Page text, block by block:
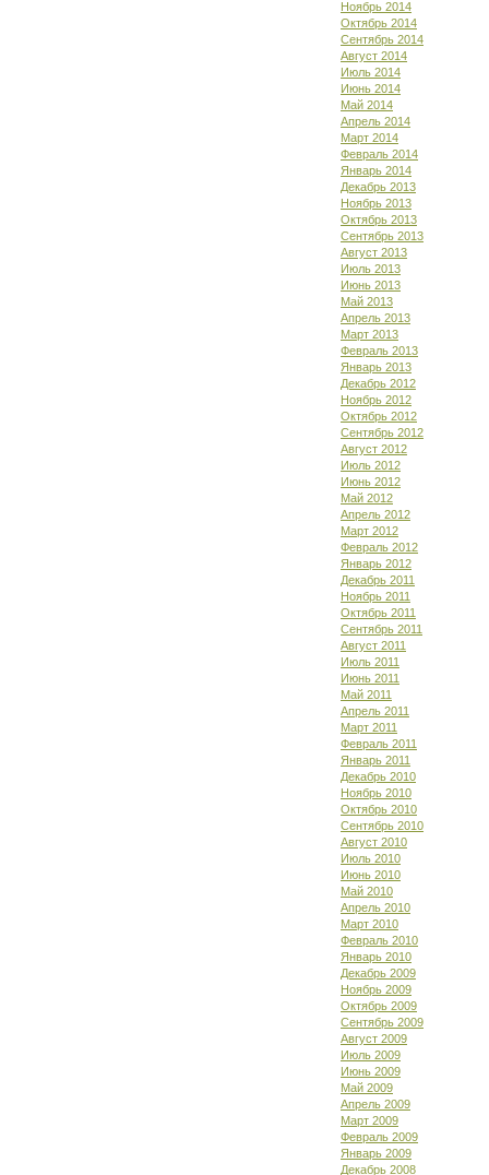
Ноябрь 2014
Октябрь 2014
Сентябрь 2014
Август 2014
Июль 2014
Июнь 2014
Май 2014
Апрель 2014
Март 2014
Февраль 2014
Январь 2014
Декабрь 2013
Ноябрь 2013
Октябрь 2013
Сентябрь 2013
Август 2013
Июль 2013
Июнь 2013
Май 2013
Апрель 2013
Март 2013
Февраль 2013
Январь 2013
Декабрь 2012
Ноябрь 2012
Октябрь 2012
Сентябрь 2012
Август 2012
Июль 2012
Июнь 2012
Май 2012
Апрель 2012
Март 2012
Февраль 2012
Январь 2012
Декабрь 2011
Ноябрь 2011
Октябрь 2011
Сентябрь 2011
Август 2011
Июль 2011
Июнь 2011
Май 2011
Апрель 2011
Март 2011
Февраль 2011
Январь 2011
Декабрь 2010
Ноябрь 2010
Октябрь 2010
Сентябрь 2010
Август 2010
Июль 2010
Июнь 2010
Май 2010
Апрель 2010
Март 2010
Февраль 2010
Январь 2010
Декабрь 2009
Ноябрь 2009
Октябрь 2009
Сентябрь 2009
Август 2009
Июль 2009
Июнь 2009
Май 2009
Апрель 2009
Март 2009
Февраль 2009
Январь 2009
Декабрь 2008